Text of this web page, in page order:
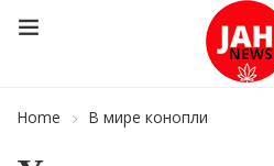
Home В мире конопли